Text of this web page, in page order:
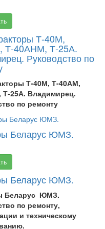
Т-40М,
Т-40АНМ, Т-25А.
Руководство по
Т-40М, Т-40АМ,
25А. Владимирец.
по ремонту
Беларус ЮМЗ.
Беларус ЮМЗ.
Беларус ЮМЗ.
по ремонту,
и техническому